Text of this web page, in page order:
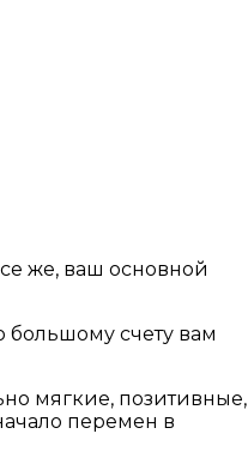
же, ваш основной
большому счету вам
мягкие, позитивные,
перемен в